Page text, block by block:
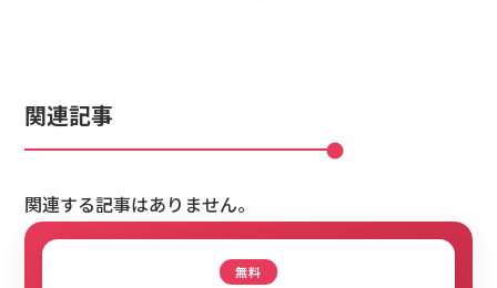
関連記事
関連する記事はありません。
無料